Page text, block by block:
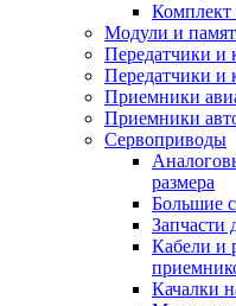
Комплект
Модули и
Передатчики и
Передатчики и
Приемники
Приемники
Сервоприводы
размера
Большие
Запчасти
Кабели и
Качалки